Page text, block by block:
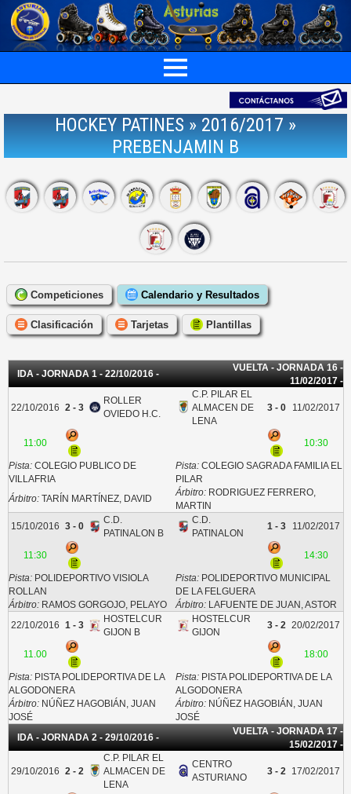
HOCKEY PATINES » 2016/2017 »
PREBENJAMIN B
Competiciones Calendario y Resultados
Clasificación Tarjetas Plantillas
IDA - JORNADA 1 - 22/10/2016 -
VUELTA - JORNADA 16 -
11/02/2017 -
22/10/2016 2 - 3
ROLLER
OVIEDO H.C.
C.P. PILAR EL
ALMACEN DE
LENA
3 - 0 11/02/2017
11:00 10:30
Pista:COLEGIO PUBLICO DE
VILLAFRIA
Pista:COLEGIO SAGRADA FAMILIA EL
PILAR
Árbitro:TARÍN MARTÍNEZ, DAVID
Árbitro:RODRIGUEZ FERRERO,
MARTIN
15/10/2016
3 - 0
C.D.
PATINALON B
C.D.
PATINALON
1 - 3 11/02/2017
11:30 14:30
Pista:POLIDEPORTIVO VISIOLA
ROLLAN
Pista:POLIDEPORTIVO MUNICIPAL
DE LA FELGUERA
Árbitro:RAMOS GORGOJO, PELAYO Árbitro:LAFUENTE DE JUAN, ASTOR
22/10/2016
1 - 3
HOSTELCUR
GIJON B
HOSTELCUR
GIJON
3 - 2 20/02/2017
11.00 18:00
Pista:PISTA POLIDEPORTIVA DE LA
ALGODONERA
Pista:PISTA POLIDEPORTIVA DE LA
ALGODONERA
Árbitro:NÚÑEZ HAGOBIÁN, JUAN
JOSÉ
Árbitro:NÚÑEZ HAGOBIÁN, JUAN
JOSÉ
IDA - JORNADA 2 - 29/10/2016 -
VUELTA - JORNADA 17 -
15/02/2017 -
29/10/2016 2 - 2
C.P. PILAR EL
ALMACEN DE
LENA
CENTRO
ASTURIANO
3 - 2 17/02/2017